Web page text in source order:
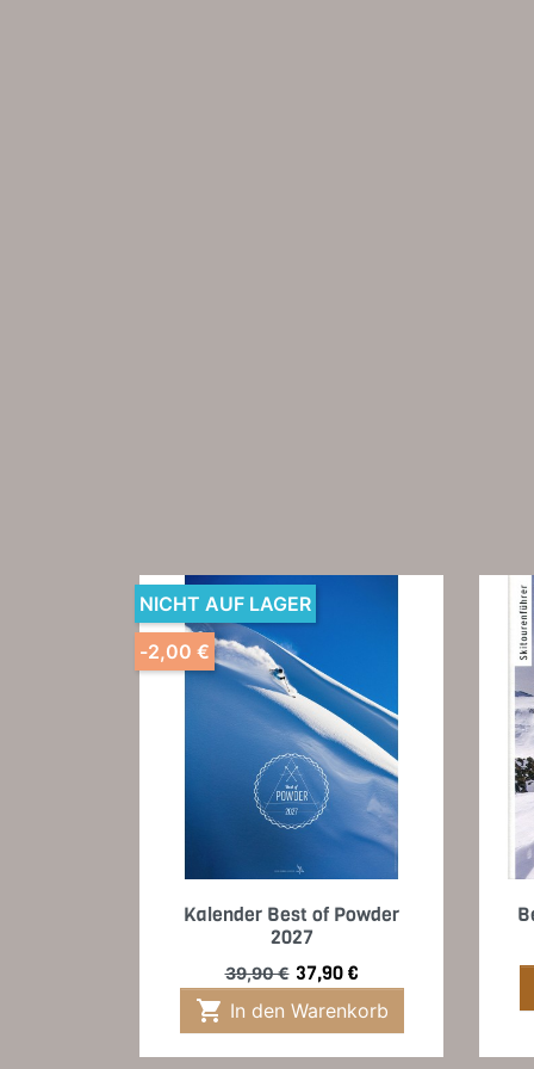
Vorschau
Kalender Best of Powder
2027
Verkaufspreis
39,90 € Preis
37,90 €
 In den Warenkorb
NICHT AUF LAGER
-2,00 €